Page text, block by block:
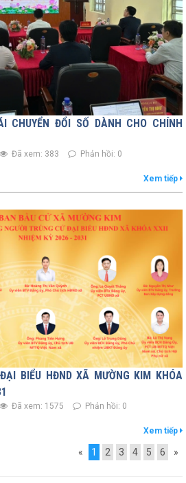
CHUYỂN ĐỔI SỐ DÀNH CHO CHÍNH
Đã xem: 383 Phản hồi: 0
Xem tiếp
BIỂU HĐND XÃ MƯỜNG KIM KHÓA
Đã xem: 1575 Phản hồi: 0
Xem tiếp
« 1 2 3 4 5 6 »